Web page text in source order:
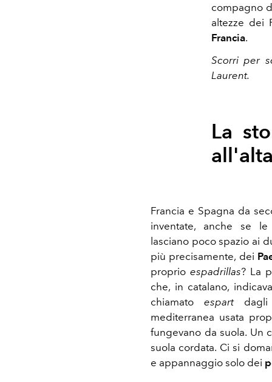
compagno
altezze dei
Francia.
Scorri per
Laurent.
La
Francia e Spagna da
inventate, anche se
lasciano poco spazio ai
più precisamente, dei
proprioespadrillas? La
che, in catalano,
chiamatoespartdagli
mediterranea usata
fungevano da suola. Un
suola cordata. Ci si
e appannaggio solo dei